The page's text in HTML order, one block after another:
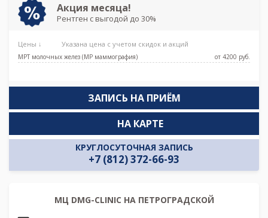
Акция месяца!
Рентген с выгодой до 30%
Цены ↓ Указана цена с учетом скидок и акций
МРТ молочных желез (МР маммография) от 4200 pуб.
ЗАПИСЬ НА ПРИЁМ
КРУГЛОСУТОЧНАЯ ЗАПИСЬ
+7 (812) 372-66-93
НА КАРТЕ
МЦ DMG-CLINIC НА ПЕТРОГРАДСКОЙ